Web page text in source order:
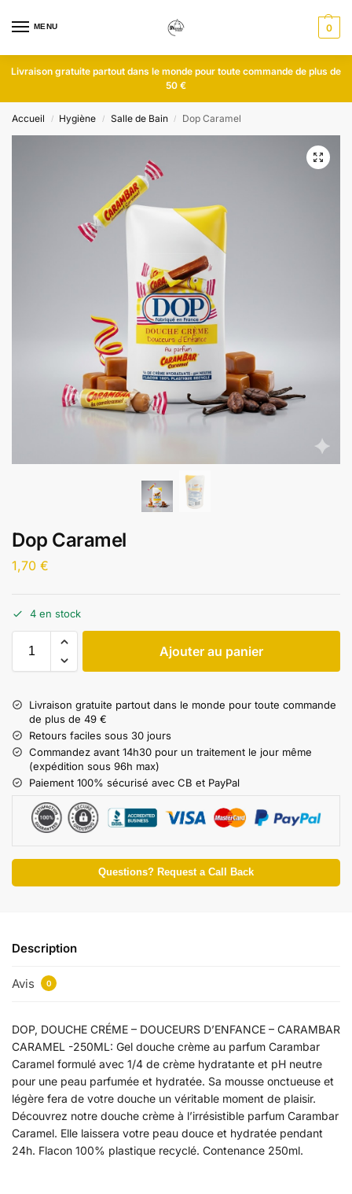
MENU 0
Livraison gratuite partout dans le monde pour toute commande de plus de
50 €
Accueil / Hygiène / Salle de Bain / Dop Caramel
Dop Caramel
1,70 €
4 en stock
Ajouter au panier
Livraison gratuite partout dans le monde pour toute commande
de plus de 49 €
Retours faciles sous 30 jours
Commandez avant 14h30 pour un traitement le jour même
(expédition sous 96h max)
Paiement 100% sécurisé avec CB et PayPal
Questions? Request a Call Back
Description
Avis 0
DOP, DOUCHE CRÉME – DOUCEURS D’ENFANCE – CARAMBAR
CARAMEL -250ML: Gel douche crème au parfum Carambar
Caramel formulé avec 1/4 de crème hydratante et pH neutre
pour une peau parfumée et hydratée. Sa mousse onctueuse et
légère fera de votre douche un véritable moment de plaisir.
Découvrez notre douche crème à l’irrésistible parfum Carambar
Caramel. Elle laissera votre peau douce et hydratée pendant
24h. Flacon 100% plastique recyclé. Contenance 250ml.